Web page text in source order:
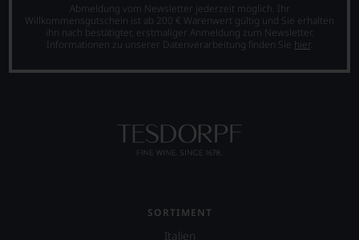
Abmeldung vom Newsletter jederzeit möglich. Ihr
Willkommensgutschein ist ab 200 € Warenwert gültig und Sie erhalten
ihn nach bestätigter, erstmaliger Anmeldung zum Newsletter.
Informationen zu unserer Datenverarbeitung finden Sie hier.
SORTIMENT
Italien